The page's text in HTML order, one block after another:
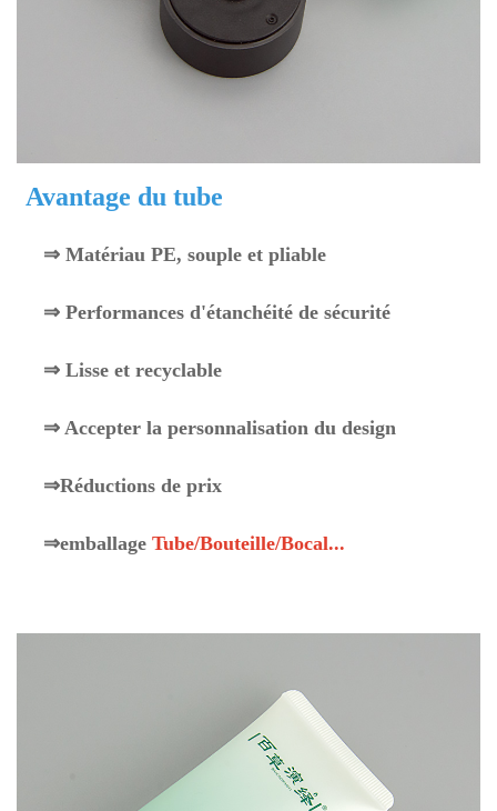
Avantage du tube
⇒ Matériau PE, souple et pliable
⇒ Performances d'étanchéité de sécurité
⇒ Lisse et recyclable
⇒ Accepter la personnalisation du design
⇒Réductions de prix
⇒emballageTube/Bouteille/Bocal...